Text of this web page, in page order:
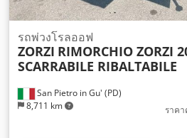
San Pietro in Gu' (PD)
8,711 km
รถพ่วงโรลออฟ
ZORZI RIMORCHIO ZORZI
SCARRABILE RIBALTABILE
ราค